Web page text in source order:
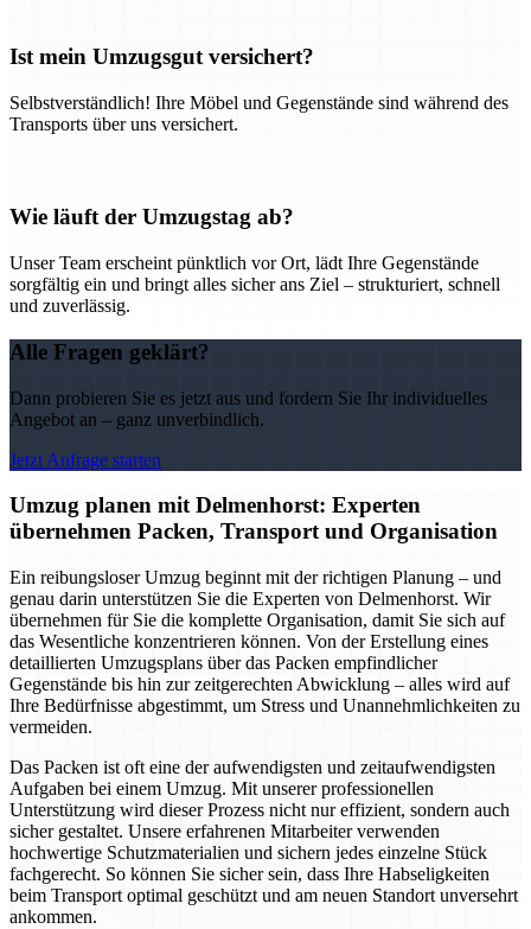
Ist mein Umzugsgut versichert?
Selbstverständlich! Ihre Möbel und Gegenstände sind während des
Transports über uns versichert.
Wie läuft der Umzugstag ab?
Unser Team erscheint pünktlich vor Ort, lädt Ihre Gegenstände
sorgfältig ein und bringt alles sicher ans Ziel – strukturiert, schnell
und zuverlässig.
Alle Fragen geklärt?
Dann probieren Sie es jetzt aus und fordern Sie Ihr individuelles
Angebot an – ganz unverbindlich.
Jetzt Anfrage starten
Umzug planen mit Delmenhorst: Experten
übernehmen Packen, Transport und Organisation
Ein reibungsloser Umzug beginnt mit der richtigen Planung – und
genau darin unterstützen Sie die Experten von Delmenhorst. Wir
übernehmen für Sie die komplette Organisation, damit Sie sich auf
das Wesentliche konzentrieren können. Von der Erstellung eines
detaillierten Umzugsplans über das Packen empfindlicher
Gegenstände bis hin zur zeitgerechten Abwicklung – alles wird auf
Ihre Bedürfnisse abgestimmt, um Stress und Unannehmlichkeiten zu
vermeiden.
Das Packen ist oft eine der aufwendigsten und zeitaufwendigsten
Aufgaben bei einem Umzug. Mit unserer professionellen
Unterstützung wird dieser Prozess nicht nur effizient, sondern auch
sicher gestaltet. Unsere erfahrenen Mitarbeiter verwenden
hochwertige Schutzmaterialien und sichern jedes einzelne Stück
fachgerecht. So können Sie sicher sein, dass Ihre Habseligkeiten
beim Transport optimal geschützt und am neuen Standort unversehrt
ankommen.